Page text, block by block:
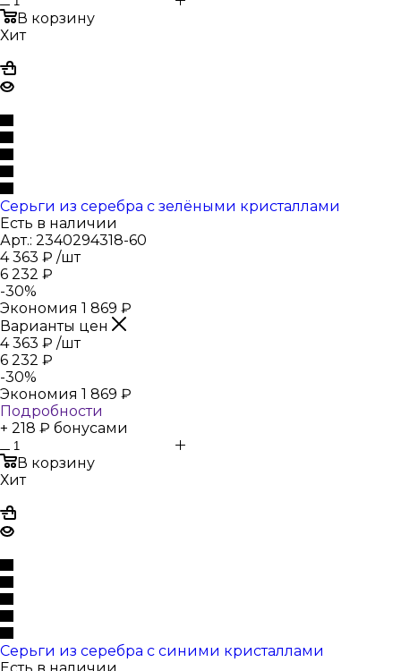
В корзину
Хит
Серьги из серебра с зелёными кристаллами
Есть в наличии
Арт.: 2340294318-60
4 363 ₽ /шт
6 232 ₽
-30%
Экономия 1 869 ₽
Варианты цен
4 363 ₽ /шт
6 232 ₽
-30%
Экономия 1 869 ₽
Подробности
+ 218 ₽ бонусами
В корзину
Хит
Серьги из серебра с синими кристаллами